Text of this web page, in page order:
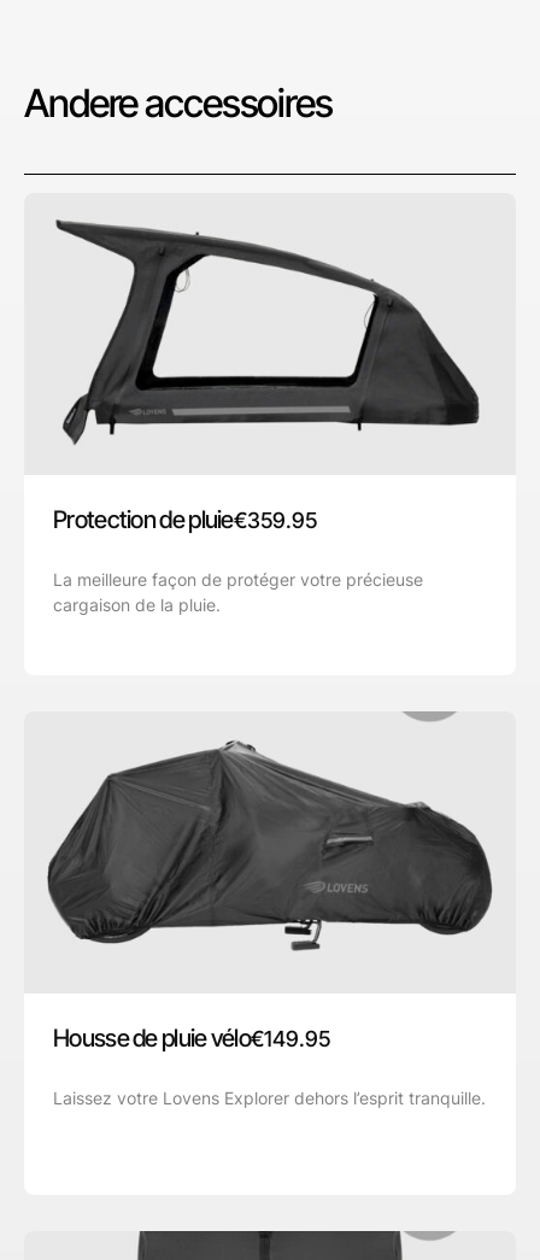
Andere accessoires
Protection de pluie€359.95
La meilleure façon de protéger votre précieuse
cargaison de la pluie.
Housse de pluie vélo€149.95
Laissez votre Lovens Explorer dehors l’esprit tranquille.